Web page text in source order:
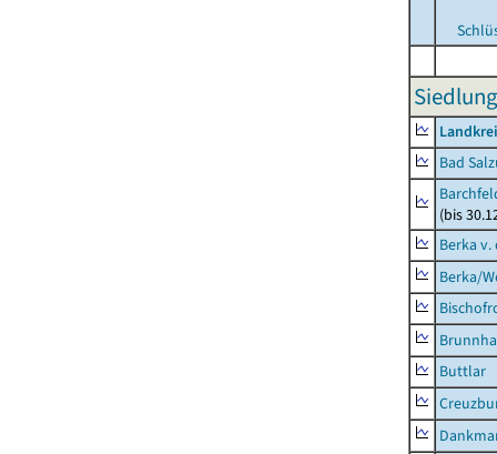
Bad
(bis
Berka v.
Berka/
Buttlar